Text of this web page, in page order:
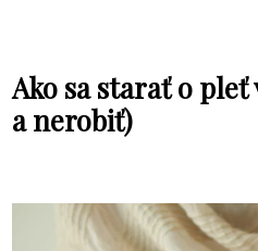
Ako sa starať o
a nerobiť)